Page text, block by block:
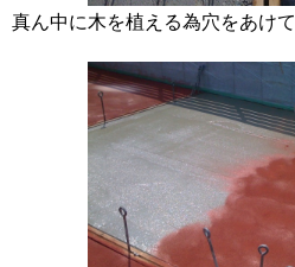
真ん中に木を植える為穴をあけて